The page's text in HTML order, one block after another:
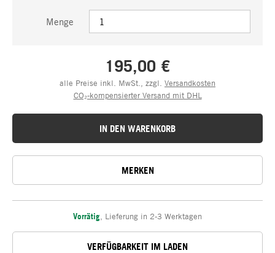
Menge
195,00 €
alle Preise inkl. MwSt., zzgl. Versandkosten
CO₂-kompensierter Versand mit DHL
IN DEN WARENKORB
MERKEN
Vorrätig Lieferung in 2-3 Werktagen
VERFÜGBARKEIT IM LADEN